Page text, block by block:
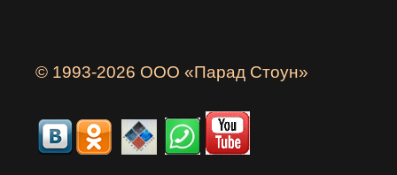
© 1993-2026 ООО «Парад Стоун»